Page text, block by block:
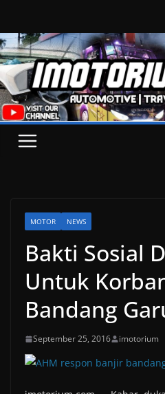
content
MOTOR NEWS
Bakti Sosial
Untuk
Bandang
September 25, 2016 imotorium